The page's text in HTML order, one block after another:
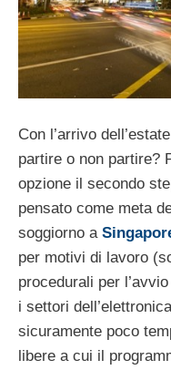
Con l’arrivo
partire o non partire?
opzione il secondo
pensato come meta
soggiorno a
per motivi di lavoro
procedurali per
i settori
sicuramente poco
libere a cui il